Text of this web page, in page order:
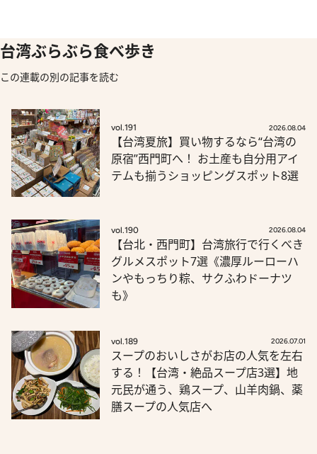
台湾ぶらぶら食べ歩き
この連載の別の記事を読む
vol.191 2026.08.04
【台湾夏旅】買い物するなら“台湾の
原宿”西門町へ！ お土産も自分用アイ
テムも揃うショッピングスポット8選
vol.190 2026.08.04
【台北・西門町】台湾旅行で行くべき
グルメスポット7選《濃厚ルーローハ
ンやもっちり粽、サクふわドーナツ
も》
vol.189 2026.07.01
スープのおいしさがお店の人気を左右
する！【台湾・絶品スープ店3選】地
元民が通う、鶏スープ、山羊肉鍋、薬
膳スープの人気店へ